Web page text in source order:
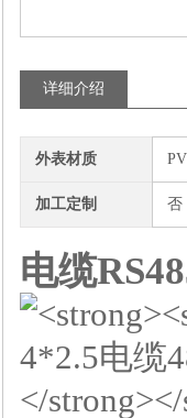
详细介绍
外表材质
加工定制 否
电缆